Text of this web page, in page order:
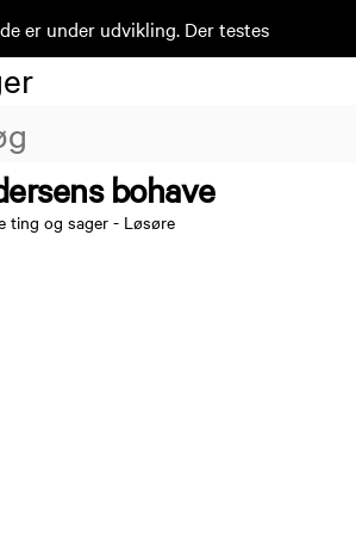
er under udvikling. Der testes
bohave
ting og sager - Løsøre